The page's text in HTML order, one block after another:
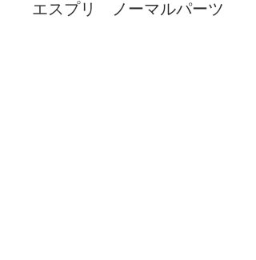
エスプリ ノーマルパーツ